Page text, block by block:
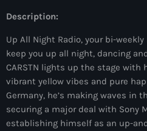
Description:
Up All Night Radio, your bi-
keep you up all night, dancing
CARSTN lights up the stage with
vibrant yellow vibes and pure
Germany, he’s making waves in
securing a major deal with Sony
establishing himself as an up-